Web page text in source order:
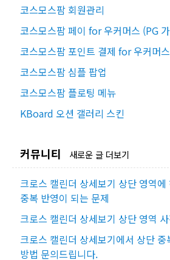
코스모스팜 회원관리
코스모스팜 페이 for 우커머스 (PG
코스모스팜 포인트 결제 for 우커머스
코스모스팜 심플 팝업
코스모스팜 플로팅 메뉴
KBoard 오션 갤러리 스킨
커뮤니티 새로운 글 더보기
크로스 캘린더 상세보기 상단 영역
중복 반영이 되는 문제
크로스 캘린더 상세보기 상단 영역
크로스 캘린더 상세보기에서 상단
방법 문의드립니다.